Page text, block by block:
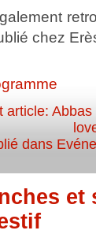
chez
article:Abbas
dans
et